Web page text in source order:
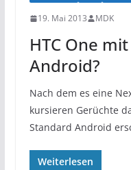
19. Mai 2013 MDK
HTC One
Android?
Nach dem es eine
kursieren Gerüchte
Standard Android
Weiterlesen